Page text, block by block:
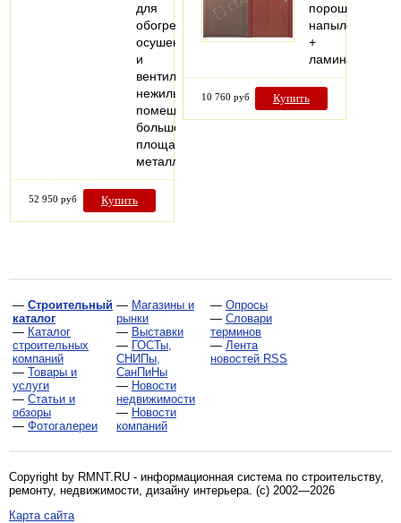
для
обогрева,
осушения
и
вентиляции
нежилых
помещений
большой
площади,
металлический…
52 950 руб Купить
порошковое
напыление
+
ламинат
10 760 руб Купить
— Строительный
каталог
— Каталог
строительных
компаний
— Товары и
услуги
— Статьи и
обзоры
— Фотогалереи
— Магазины и
рынки
— Выставки
— ГОСТы,
СНИПы,
СанПиНы
— Новости
недвижимости
— Новости
компаний
— Опросы
— Словари
терминов
— Лента
новостей RSS
Copyright by RMNT.RU - информационная система по строительству,
ремонту, недвижимости, дизайну интерьера. (c) 2002—2026
Карта сайта